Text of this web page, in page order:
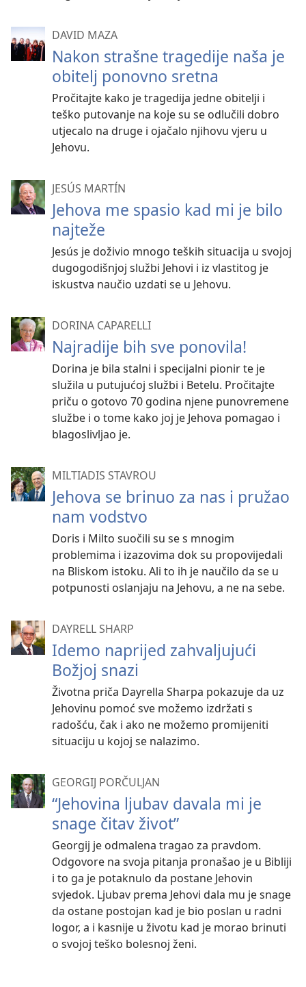
DAVID MAZA
Nakon strašne tragedije naša je
obitelj ponovno sretna
Pročitajte kako je tragedija jedne obitelji i
teško putovanje na koje su se odlučili dobro
utjecalo na druge i ojačalo njihovu vjeru u
Jehovu.
JESÚS MARTÍN
Jehova me spasio kad mi je bilo
najteže
Jesús je doživio mnogo teških situacija u svojoj
dugogodišnjoj službi Jehovi i iz vlastitog je
iskustva naučio uzdati se u Jehovu.
DORINA CAPARELLI
Najradije bih sve ponovila!
Dorina je bila stalni i specijalni pionir te je
služila u putujućoj službi i Betelu. Pročitajte
priču o gotovo 70 godina njene punovremene
službe i o tome kako joj je Jehova pomagao i
blagoslivljao je.
MILTIADIS STAVROU
Jehova se brinuo za nas i pružao
nam vodstvo
Doris i Milto suočili su se s mnogim
problemima i izazovima dok su propovijedali
na Bliskom istoku. Ali to ih je naučilo da se u
potpunosti oslanjaju na Jehovu, a ne na sebe.
DAYRELL SHARP
Idemo naprijed zahvaljujući
Božjoj snazi
Životna priča Dayrella Sharpa pokazuje da uz
Jehovinu pomoć sve možemo izdržati s
radošću, čak i ako ne možemo promijeniti
situaciju u kojoj se nalazimo.
GEORGIJ PORČULJAN
“Jehovina ljubav davala mi je
snage čitav život”
Georgij je odmalena tragao za pravdom.
Odgovore na svoja pitanja pronašao je u Bibliji
i to ga je potaknulo da postane Jehovin
svjedok. Ljubav prema Jehovi dala mu je snage
da ostane postojan kad je bio poslan u radni
logor, a i kasnije u životu kad je morao brinuti
o svojoj teško bolesnoj ženi.